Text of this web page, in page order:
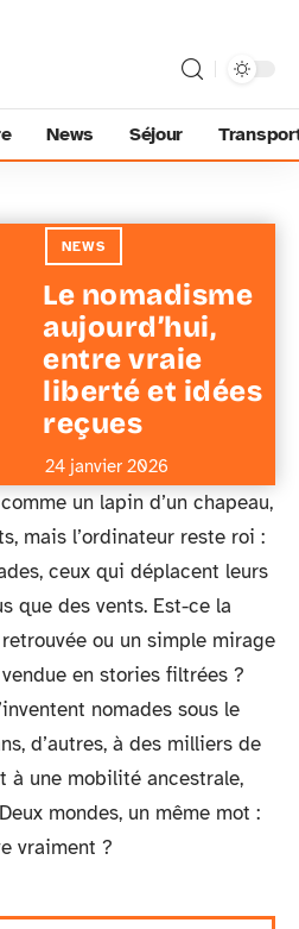
News Séjour
NEWS
Le nomadisme
aujourd’hui,
entre vraie
liberté et idées
reçues
24 janvier 2026
un lapin d’un chapeau,
mais l’ordinateur reste roi :
ceux qui déplacent leurs
que des vents. Est-ce la
ou un simple mirage
en stories filtrées ?
nomades sous le
d’autres, à des milliers de
à une mobilité ancestrale,
mondes, un même mot :
vraiment ?